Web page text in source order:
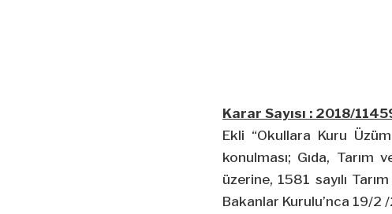
Karar Sayısı : 2018/
Ekli “Okullara Kuru
konulması; Gıda, Tarım
üzerine, 1581 sayılı
Bakanlar Kurulu’nca 19/2